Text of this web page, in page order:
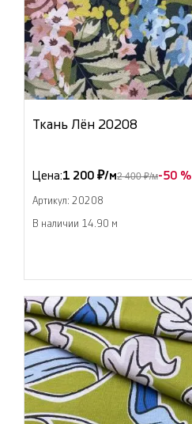
Ткань Лён 20208
Цена:1 200 ₽/м2 400 ₽/м-50 %
Артикул: 20208
В наличии 14.90 м